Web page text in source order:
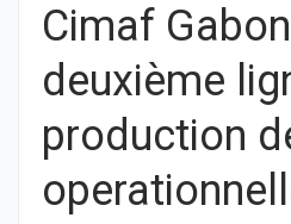
Cimaf
deuxième
production